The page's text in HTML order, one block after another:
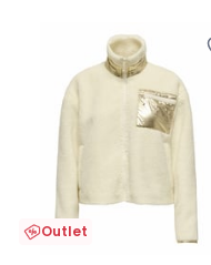
Outlet